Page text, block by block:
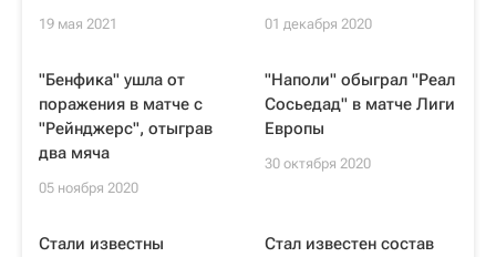
19 мая 2021 01 декабря 2020
"Бенфика" ушла от
поражения в матче с
"Рейнджерс", отыграв
два мяча
05 ноября 2020
"Наполи" обыграл "Реал
Сосьедад" в матче Лиги
Европы
30 октября 2020
Стали известны
Стал известен состав